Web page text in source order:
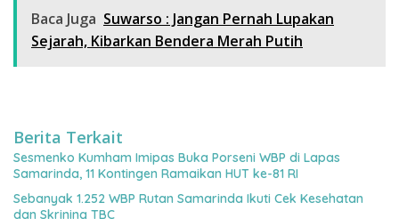
Baca Juga Suwarso : Jangan Pernah Lupakan
Sejarah, Kibarkan Bendera Merah Putih
Berita Terkait
Sesmenko Kumham Imipas Buka Porseni WBP di Lapas
Samarinda, 11 Kontingen Ramaikan HUT ke-81 RI
Sebanyak 1.252 WBP Rutan Samarinda Ikuti Cek Kesehatan
dan Skrining TBC